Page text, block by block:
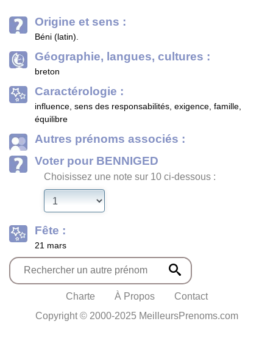
Origine et sens :
Béni (latin).
Géographie, langues, cultures :
breton
Caractérologie :
influence, sens des responsabilités, exigence, famille,
équilibre
Autres prénoms associés :
Voter pour BENNIGED
Choisissez une note sur 10 ci-dessous :
Fête :
21 mars
Charte À Propos
Contact
Copyright © 2000-2025 MeilleursPrenoms.com